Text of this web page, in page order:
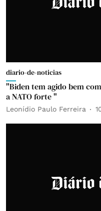
diario-de-noticias
"Biden tem agido bem
a NATO forte "
Leonídio Paulo Ferreira